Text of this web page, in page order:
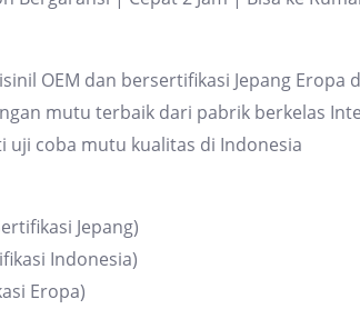
OEM dan bersertifikasi Jepang Eropa
mutu terbaik dari pabrik berkelas
uji coba mutu kualitas di Indonesia
Jepang)
Indonesia)
Eropa)